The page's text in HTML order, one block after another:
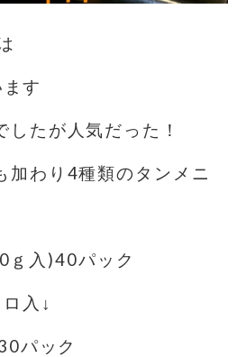
す
たが人気だった！
加わり4種類のタンメニ
入)40パック
入↓
パック